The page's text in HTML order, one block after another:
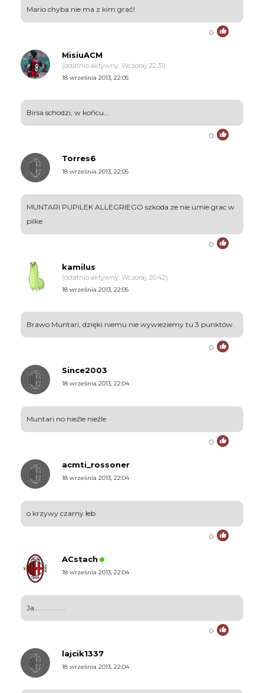
Mario chyba nie ma z kim grać!
0
MisiuACM
(ostatnio aktywny: Wczoraj, 22:31)
18 września 2013, 22:05
Birsa schodzi, w końcu...
0
Torres6
18 września 2013, 22:05
MUNTARI PUPILEK ALLEGRIEGO szkoda ze nie umie grac w
pilke
0
kamilus
(ostatnio aktywny: Wczoraj, 20:42)
18 września 2013, 22:05
Brawo Muntari, dzięki niemu nie wywieziemy tu 3 punktów.
0
Since2003
18 września 2013, 22:04
Muntari no nieźle nieźle
0
acmti_rossoner
18 września 2013, 22:04
o krzywy czarny łeb
0
ACstach
18 września 2013, 22:04
Ja..................
0
lajcik1337
18 września 2013, 22:04